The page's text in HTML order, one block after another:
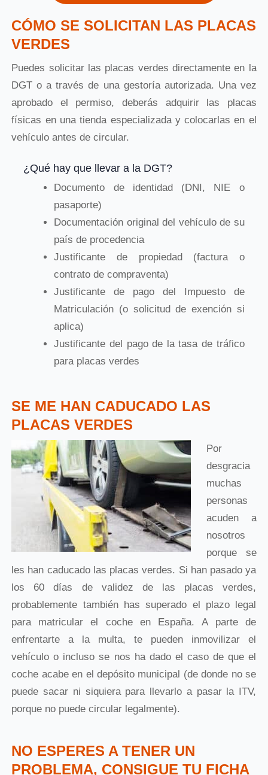
CÓMO SE SOLICITAN LAS PLACAS
VERDES
Puedes solicitar las placas verdes directamente en la
DGT o a través de una gestoría autorizada. Una vez
aprobado el permiso, deberás adquirir las placas
físicas en una tienda especializada y colocarlas en el
vehículo antes de circular.
¿Qué hay que llevar a la DGT?
Documento de identidad (DNI, NIE o
pasaporte)
Documentación original del vehículo de su
país de procedencia
Justificante de propiedad (factura o
contrato de compraventa)
Justificante de pago del Impuesto de
Matriculación (o solicitud de exención si
aplica)
Justificante del pago de la tasa de tráfico
para placas verdes
SE ME HAN CADUCADO LAS
PLACAS VERDES
Por
desgracia
muchas
personas
acuden a
nosotros
porque se
les han caducado las placas verdes. Si han pasado ya
los 60 días de validez de las placas verdes,
probablemente también has superado el plazo legal
para matricular el coche en España. A parte de
enfrentarte a la multa, te pueden inmovilizar el
vehículo o incluso se nos ha dado el caso de que el
coche acabe en el depósito municipal (de donde no se
puede sacar ni siquiera para llevarlo a pasar la ITV,
porque no puede circular legalmente).
NO ESPERES A TENER UN
PROBLEMA, CONSIGUE TU FICHA